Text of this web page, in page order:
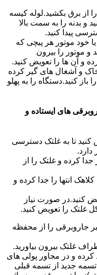
از برق بکشید.لوله کیسه
و بدنه را به سمت بالا
پیدا کنید.
خود موتور هر پیچی که
و موتور را بیرون
و آن ها را تعویض کنید.
و آشغال های گیر کرده
باز کنید.دستگاه را به پهلو
های ایستاده و
تا به غلتک دسترسی
دارد.
جدا کرده و غلتک را از
انتها را جدا کرده و
کنید.در صورت نیاز
غلتک را تعویض کنید.
جاروبرقی را از محفظه
غلتک بیرون بیاورید.
کرده و در مجاور پولی های
تسمه جدید از تسمه قبلی